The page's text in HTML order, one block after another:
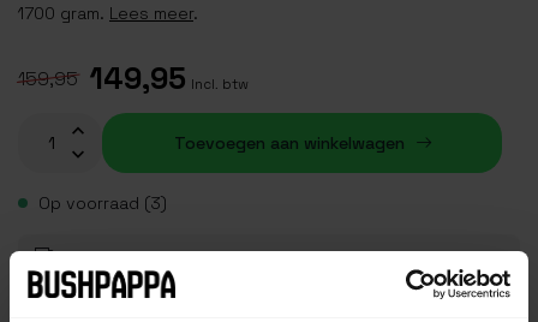
1700 gram. Lees meer.
159,95 149,95 Incl. btw
Toevoegen aan winkelwagen
Op voorraad (3)